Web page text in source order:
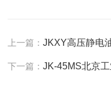
上一篇：JKXY高压静电
下一篇：JK-45MS北京